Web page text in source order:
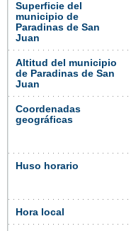
Superficie del
municipio de
Paradinas de San
Juan
Altitud del municipio
de Paradinas de San
Juan
Coordenadas
geográficas
Huso horario
Hora local